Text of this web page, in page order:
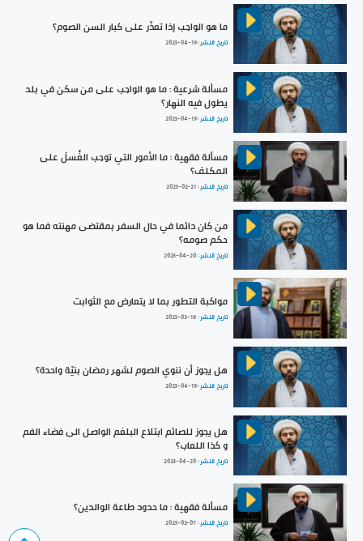
ما هو الواجب إذا تعذّر على كبار السن الصوم؟
تاريخ النشر :2023-04-19
مسألة شرعية : ما هو الواجب على من سكن في بلد
يطول فيه النهار؟
تاريخ النشر :2023-04-19
مسألة فقهية : ما الأمور التي توجب الغُسلَ على
المكلف؟
تاريخ النشر :2023-02-21
من كان دائما في حال السفر بمقتضى مهنته فما هو
حكم صومه؟
تاريخ النشر :2023-04-20
مواكبة التطور بما لا يتعارض مع الثوابت
تاريخ النشر :2023-03-18
هل يجوز أن ننوي الصوم لشهر رمضان بنيّة واحدة؟
تاريخ النشر :2023-04-19
هل يجوز للصائم ابتلاع البلغم الواصل الى فضاء الفم
و كذا اللعاب؟
تاريخ النشر :2023-04-20
مسألة فقهية : ما حدود طاعة الوالدين؟
تاريخ النشر :2023-02-07